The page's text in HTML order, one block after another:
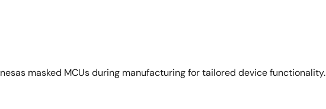
masked MCUs during manufacturing for tailored device functionality.